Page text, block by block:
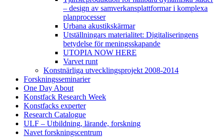
– design av samverkansplattformar i komplexa
planprocesser
Urbana akustikskärmar
Utställningars materialitet: Digitaliseringens
betydelse för meningsskapande
UTOPIA NOW HERE
Varvet runt
Konstnärliga utvecklingsprojekt 2008-2014
Forskningsseminarier
One Day About
Konstfack Research Week
Konstfacks experter
Research Catalogue
ULF – Utbildning, lärande, forskning
Navet forskningscentrum